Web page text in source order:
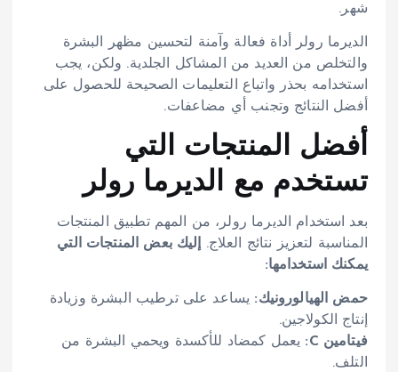
شهر.
الديرما رولر أداة فعالة وآمنة لتحسين مظهر البشرة
والتخلص من العديد من المشاكل الجلدية. ولكن، يجب
استخدامه بحذر واتباع التعليمات الصحيحة للحصول على
أفضل النتائج وتجنب أي مضاعفات.
أفضل المنتجات التي
تستخدم مع الديرما رولر
بعد استخدام الديرما رولر، من المهم تطبيق المنتجات
المناسبة لتعزيز نتائج العلاج. إليك بعض المنتجات التي
يمكنك استخدامها:
حمض الهيالورونيك:يساعد على ترطيب البشرة وزيادة
إنتاج الكولاجين.
فيتامين C:
يعمل كمضاد للأكسدة ويحمي البشرة من
التلف.